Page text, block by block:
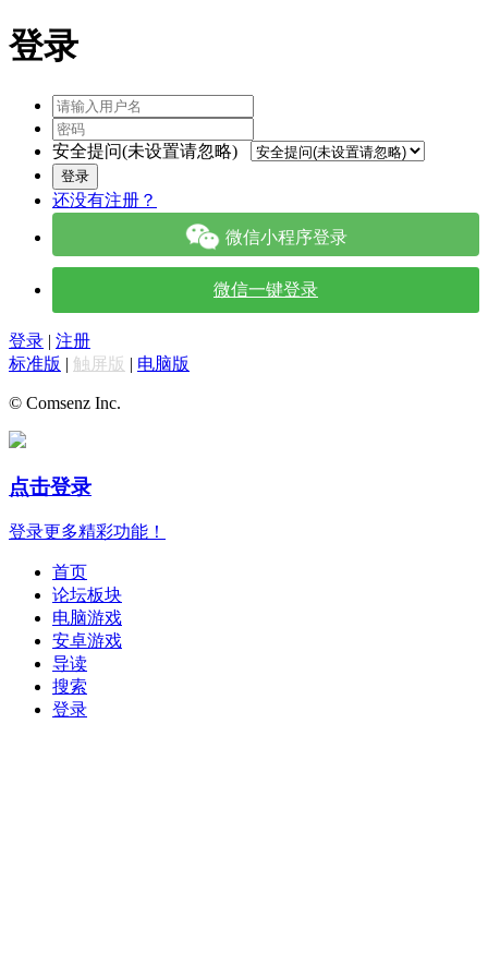
登录
安全提问(未设置请忽略)
登录
还没有注册？
微信小程序登录
微信一键登录
登录 | 注册
标准版 | 触屏版 | 电脑版
© Comsenz Inc.
点击登录
登录更多精彩功能！
首页
论坛板块
电脑游戏
安卓游戏
导读
搜索
登录